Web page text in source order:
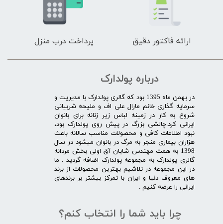
ارائه فاکتور دقیق پرداخت درب منزل
درباره پولدارک
در بهمن ماه 1395 بود که گالری پولدارک با مدیریت و
سرمایه گذاری خانم مارال علی اف و ملیحه شربیانی
شروع به کار در زمینه لباس زیر زنانه برای بانوان
ایرانی کرد.چالشی بزرگ در پیش روی پولدارک بود،
نبود اطلاعات کافی و محصولات مناسب سالانه باعث
هزاران بیماری منجر به مرگ در بانوان میشود در سال
1398 به همت مهندس شایان آق اولی بخش مردانه
گالری پولدارک به مجموعه پولدارک اضافه گردید . ما
در این مجموعه در تلاشیم بهترین محصولات از برند
های معروف دنیا و ایران با تمرکز بیشتر بر برندهای
ایرانی را عرضه کنیم .​​​​​​​
چرا باید شما را انتخاب کنم؟